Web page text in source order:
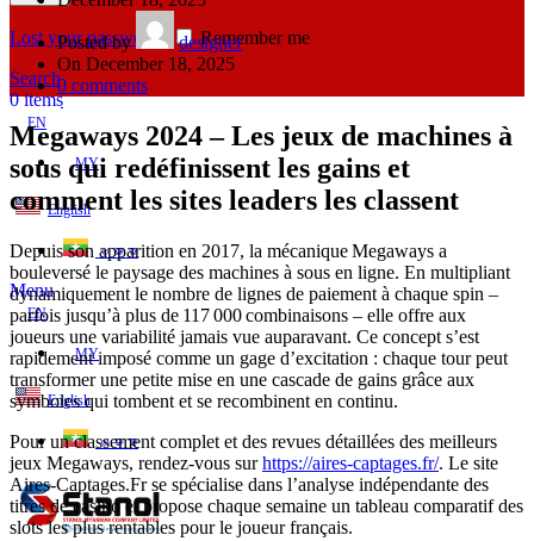
Lost your password?
Remember me
Search
0items
EN
MY
English
ဗမာစာ
Menu
EN
MY
English
ဗမာစာ
Posted by
designer
On December 18, 2025
0 comments
Megaways 2024 – Les jeux de machines à
sous qui redéfinissent les gains et
comment les sites leaders les classent
Depuis son apparition en 2017, la mécanique Megaways a
bouleversé le paysage des machines à sous en ligne. En multipliant
dynamiquement le nombre de lignes de paiement à chaque spin –
parfois jusqu’à plus de 117 000 combinaisons – elle offre aux
joueurs une variabilité jamais vue auparavant. Ce concept s’est
rapidement imposé comme un gage d’excitation : chaque tour peut
transformer une petite mise en une cascade de gains grâce aux
symboles qui tombent et se recombinent en continu.
Pour un classement complet et des revues détaillées des meilleurs
jeux Megaways, rendez‑vous surhttps://aires-captages.fr/. Le site
Aires‑Captages.Fr se spécialise dans l’analyse indépendante des
titres de casino et propose chaque semaine un tableau comparatif des
slots les plus rentables pour le joueur français.